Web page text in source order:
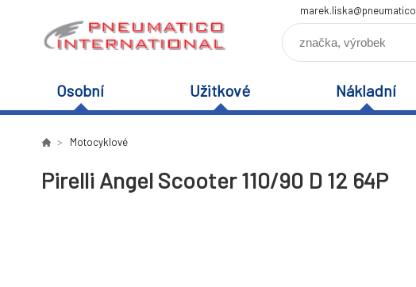
Osobní Užitkové Nákladní
Motocyklové
Pirelli Angel Scooter 110/90 D 12 64P